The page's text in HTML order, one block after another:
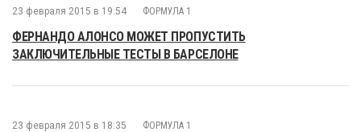
23 февраля 2015 в 19:54 ФОРМУЛА 1
ФЕРНАНДО АЛОНСО МОЖЕТ ПРОПУСТИТЬ
ЗАКЛЮЧИТЕЛЬНЫЕ ТЕСТЫ В БАРСЕЛОНЕ
23 февраля 2015 в 18:35 ФОРМУЛА 1